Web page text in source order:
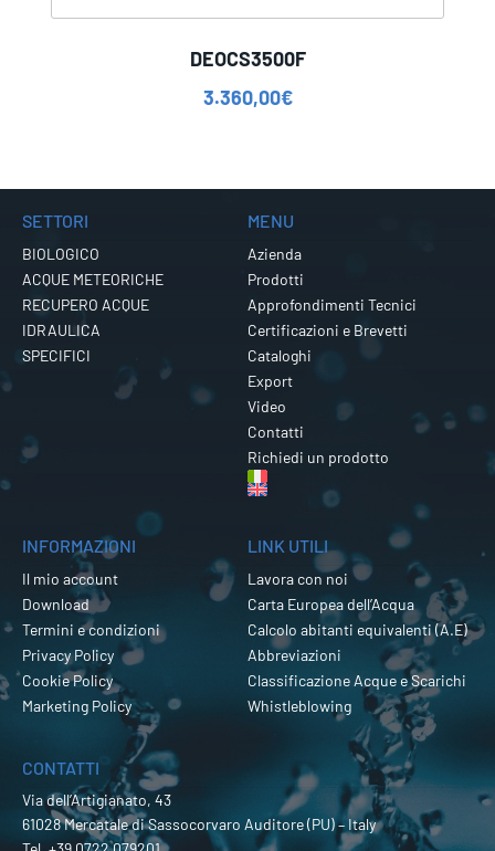
DEOCS3500F
3.360,00€
SETTORI
BIOLOGICO
ACQUE METEORICHE
RECUPERO ACQUE
IDRAULICA
SPECIFICI
MENU
Azienda
Prodotti
Approfondimenti Tecnici
Certificazioni e Brevetti
Cataloghi
Export
Video
Contatti
Richiedi un prodotto
INFORMAZIONI
Il mio account
Download
Termini e condizioni
Privacy Policy
Cookie Policy
Marketing Policy
LINK UTILI
Lavora con noi
Carta Europea dell’Acqua
Calcolo abitanti equivalenti (A.E)
Abbreviazioni
Classificazione Acque e Scarichi
Whistleblowing
CONTATTI
Via dell’Artigianato, 43
61028 Mercatale di Sassocorvaro Auditore (PU) – Italy